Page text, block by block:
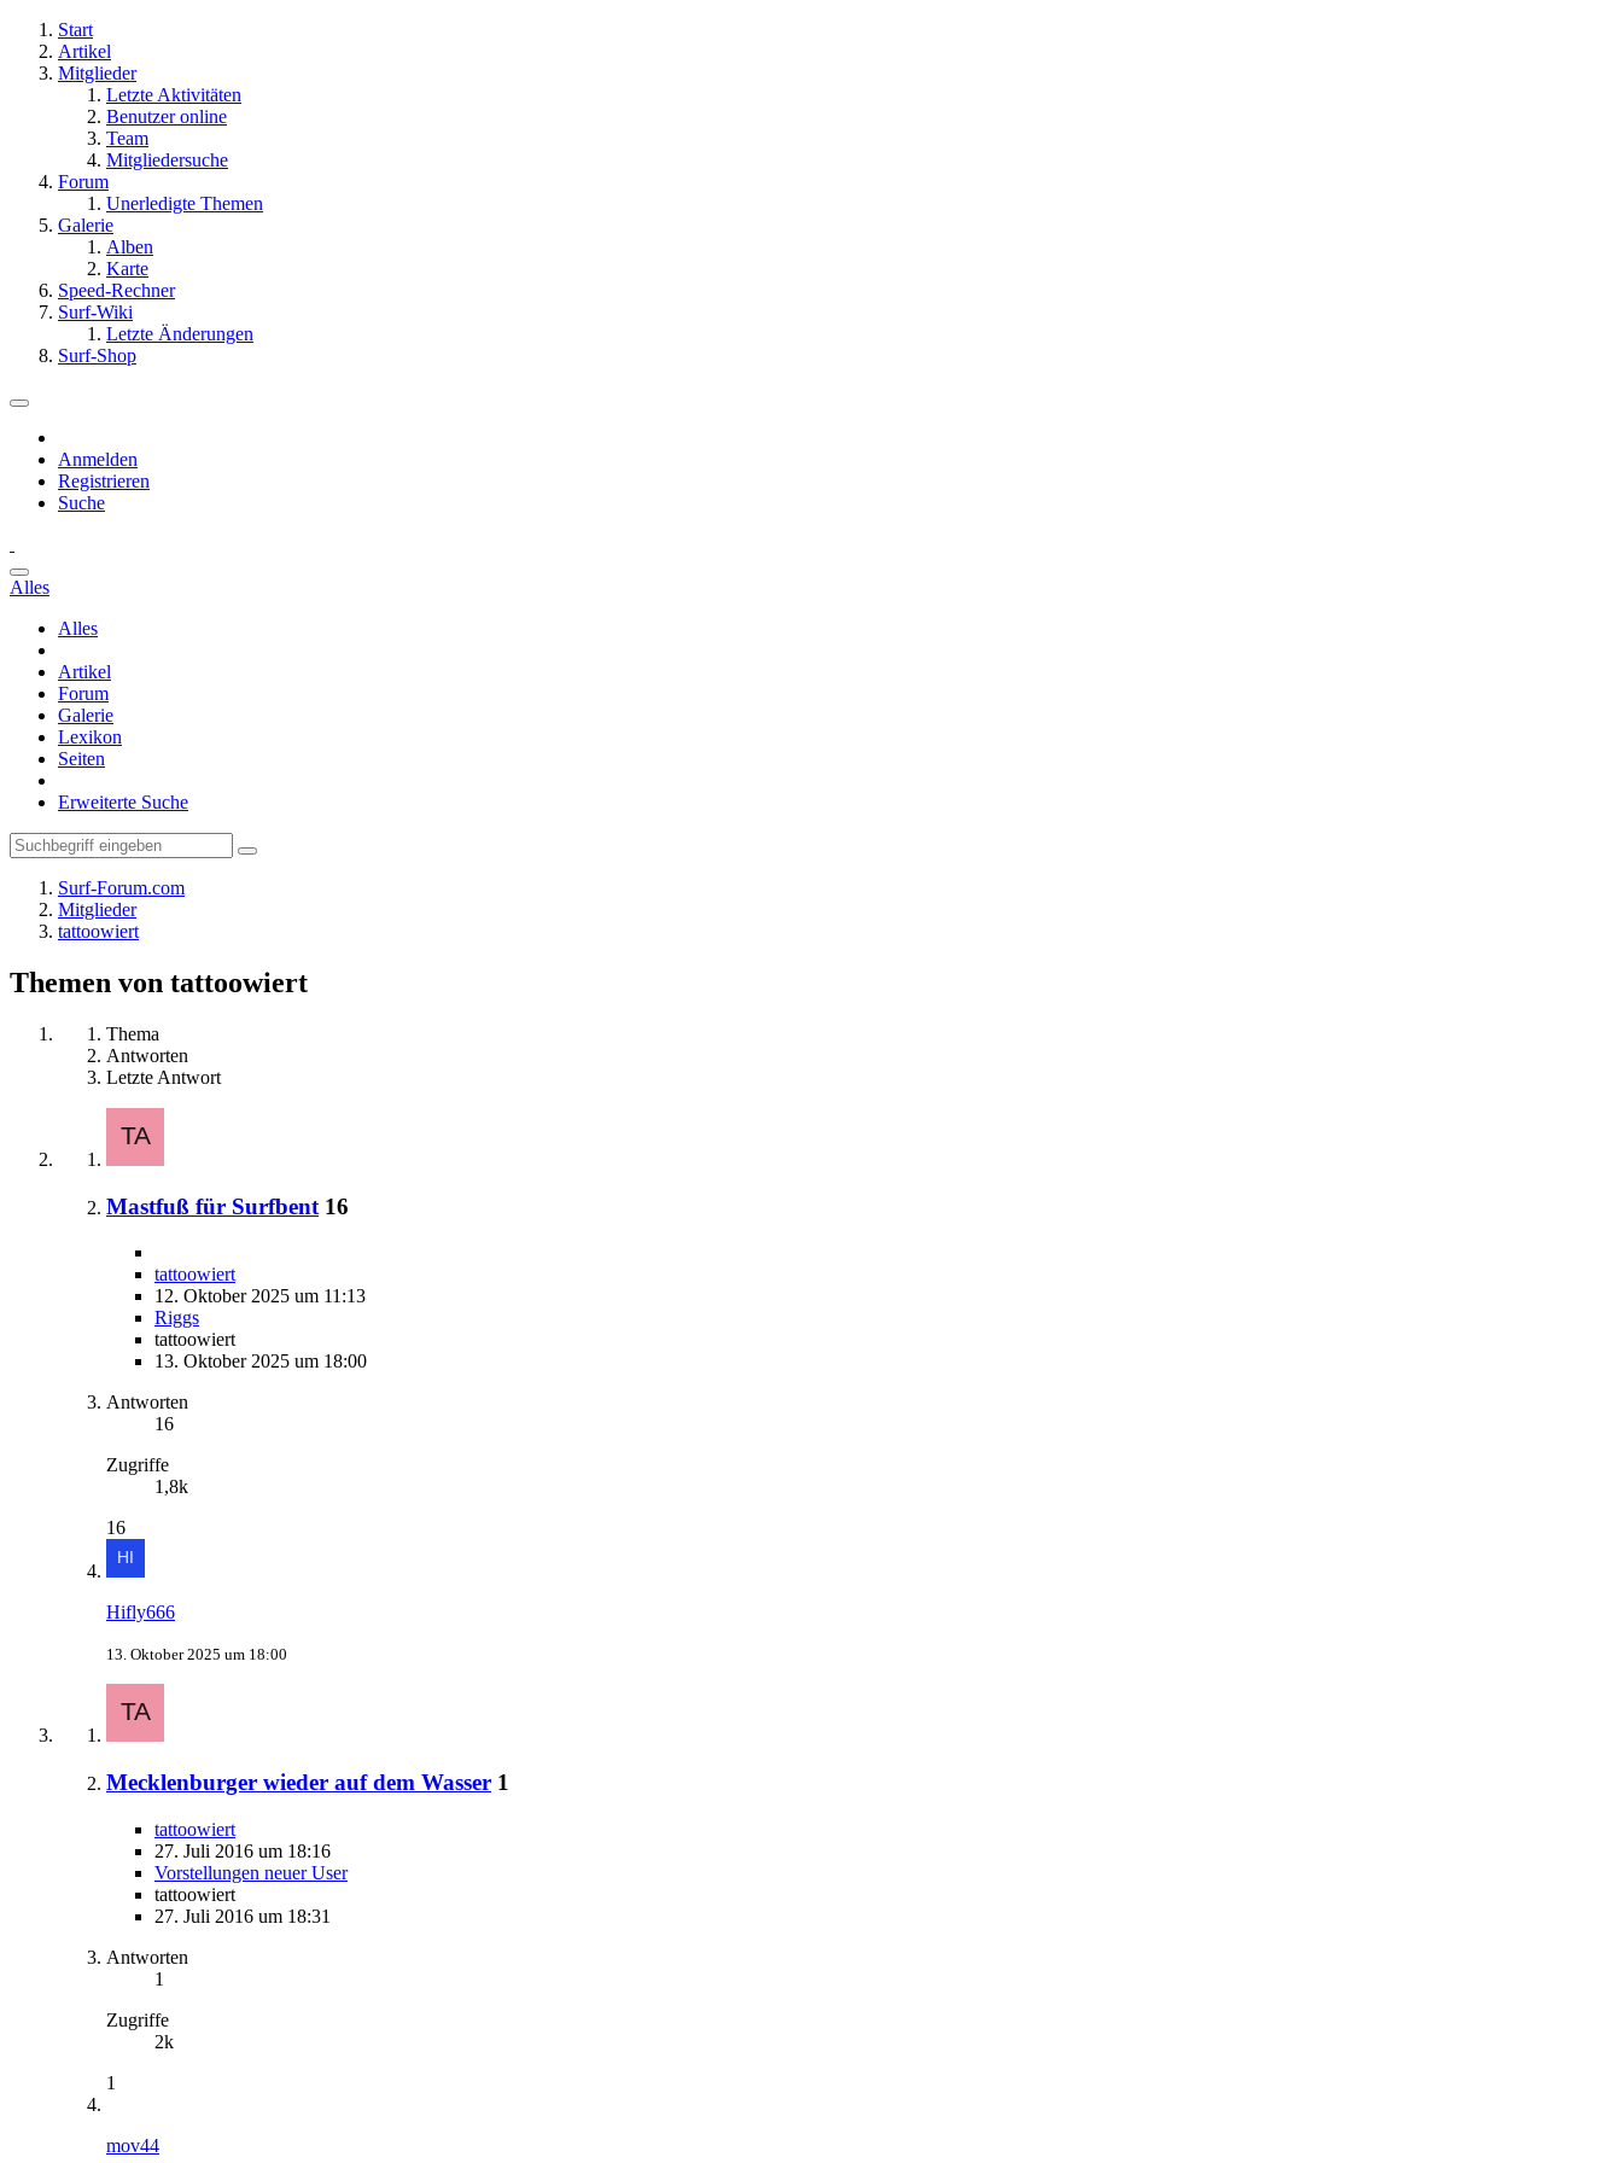
Start
Artikel
Mitglieder
Letzte Aktivitäten
Benutzer online
Team
Mitgliedersuche
Forum
Unerledigte Themen
Galerie
Alben
Karte
Speed-Rechner
Surf-Wiki
Letzte Änderungen
Surf-Shop
Anmelden
Registrieren
Suche
Alles
Alles
Artikel
Forum
Galerie
Lexikon
Seiten
Erweiterte Suche
Surf-Forum.com
Mitglieder
tattoowiert
Themen von tattoowiert
Thema
Antworten
Letzte Antwort
Mastfuß für Surfbent 16
tattoowiert
12. Oktober 2025 um 11:13
Riggs
tattoowiert
13. Oktober 2025 um 18:00
Antworten
16
Zugriffe
1,8k
16
Hifly666
13. Oktober 2025 um 18:00
Mecklenburger wieder auf dem Wasser 1
tattoowiert
27. Juli 2016 um 18:16
Vorstellungen neuer User
tattoowiert
27. Juli 2016 um 18:31
Antworten
1
Zugriffe
2k
1
mov44